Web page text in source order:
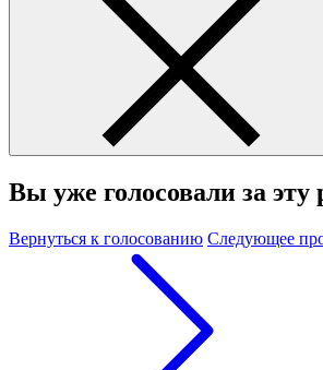
Вы уже голосовали за эту
Вернуться к голосованию Следующее